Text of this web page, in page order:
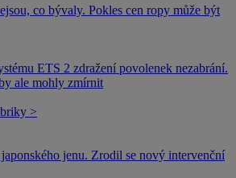
co bývaly. Pokles cen ropy může být
ETS 2 zdražení povolenek nezabrání.
ale mohly zmírnit
>
japonského jenu. Zrodil se nový intervenční